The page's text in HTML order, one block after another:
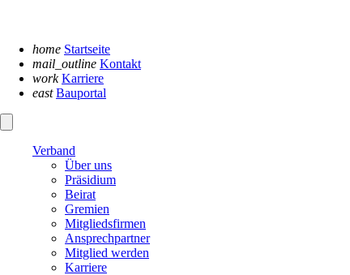
home Startseite
mail_outline Kontakt
work Karriere
east Bauportal
Verband
Über uns
Präsidium
Beirat
Gremien
Mitgliedsfirmen
Ansprechpartner
Mitglied werden
Karriere